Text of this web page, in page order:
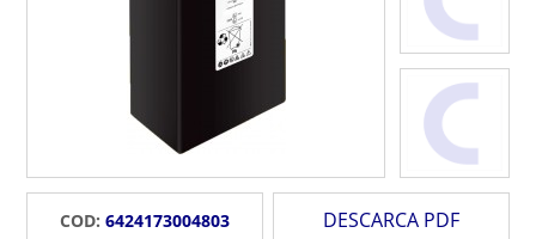
COD: 6424173004803 DESCARCA PDF